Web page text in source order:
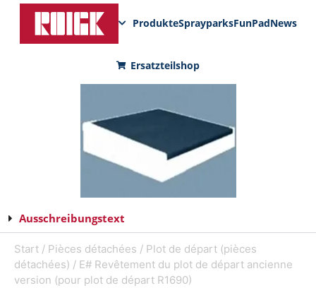
ProdukteSprayparksFunPadNews
Ersatzteilshop
Ausschreibungstext
Start / Pièces détachées / Plot de départ (pièces
détachées) / E# Revêtement du plot de départ ancienne
version (pour plot de départ R1690)